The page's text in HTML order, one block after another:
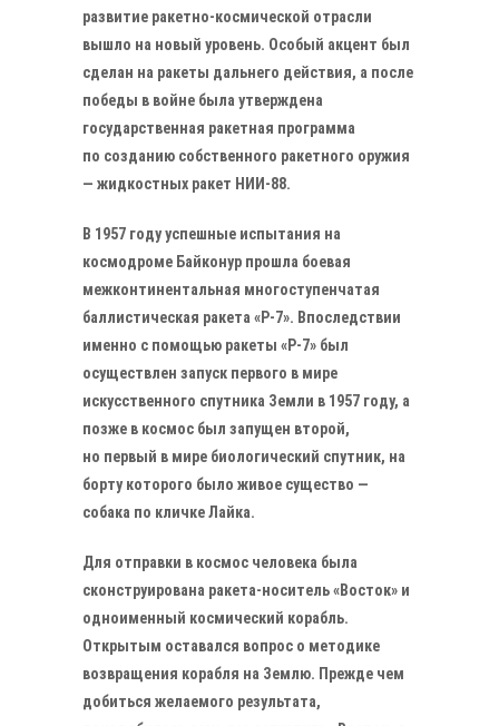
развитие ракетно-космической отрасли
вышло на новый уровень. Особый акцент был
сделан на ракеты дальнего действия, а после
победы в войне была утверждена
государственная ракетная программа
по созданию собственного ракетного оружия
— жидкостных ракет НИИ-88.
В 1957 году успешные испытания на
космодроме Байконур прошла боевая
межконтинентальная многоступенчатая
баллистическая ракета «Р-7». Впоследствии
именно с помощью ракеты «Р-7» был
осуществлен запуск первого в мире
искусственного спутника Земли в 1957 году, а
позже в космос был запущен второй,
но первый в мире биологический спутник, на
борту которого было живое существо —
собака по кличке Лайка.
Для отправки в космос человека была
сконструирована ракета-носитель «Восток» и
одноименный космический корабль.
Открытым оставался вопрос о методике
возвращения корабля на Землю. Прежде чем
добиться желаемого результата,